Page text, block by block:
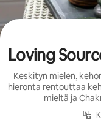
Loving
Keskityn mielen,
hieronta rentouttaa
mieltä ja